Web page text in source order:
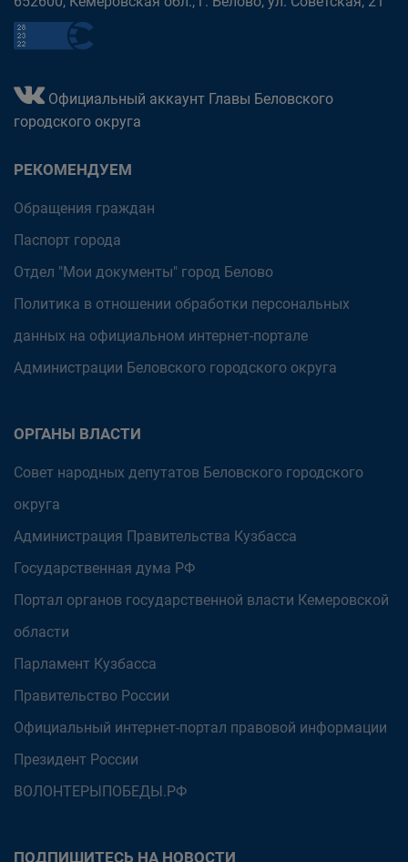
Официальный аккаунт Главы Беловского
городского округа
РЕКОМЕНДУЕМ
Обращения граждан
Паспорт города
Отдел "Мои документы" город Белово
Политика в отношении обработки персональных
данных на официальном интернет-портале
Администрации Беловского городского округа
ОРГАНЫ ВЛАСТИ
Совет народных депутатов Беловского городского
округа
Администрация Правительства Кузбасса
Государственная дума РФ
Портал органов государственной власти Кемеровской
области
Парламент Кузбасса
Правительство России
Официальный интернет-портал правовой информации
Президент России
ВОЛОНТЕРЫПОБЕДЫ.РФ
ПОДПИШИТЕСЬ НА НОВОСТИ